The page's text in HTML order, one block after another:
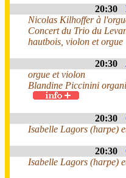
20:30
Nicolas Kilhoffer à
Concert du Trio du
hautbois, violon et orgue
20:30
orgue et violon
Blandine Piccinini
20:30
Isabelle Lagors (harpe)
20:30
Isabelle Lagors (harpe)